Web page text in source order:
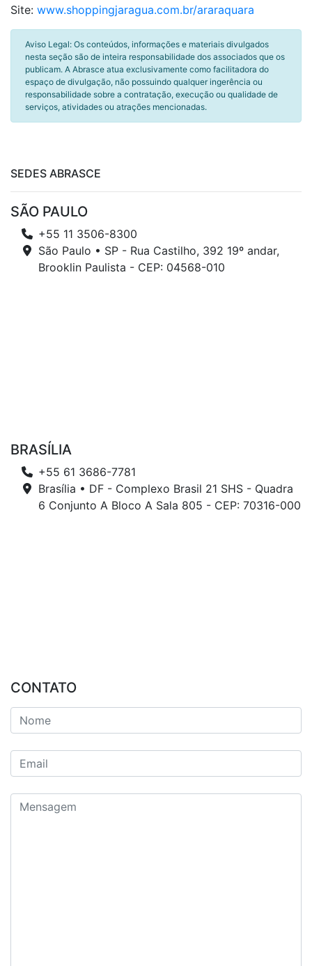
Site: www.shoppingjaragua.com.br/araraquara
Aviso Legal: Os conteúdos, informações e materiais divulgados
nesta seção são de inteira responsabilidade dos associados que os
publicam. A Abrasce atua exclusivamente como facilitadora do
espaço de divulgação, não possuindo qualquer ingerência ou
responsabilidade sobre a contratação, execução ou qualidade de
serviços, atividades ou atrações mencionadas.
SEDES ABRASCE
SÃO PAULO
+55 11 3506-8300
São Paulo • SP - Rua Castilho, 392 19º andar,
Brooklin Paulista - CEP: 04568-010
BRASÍLIA
+55 61 3686-7781
Brasília • DF - Complexo Brasil 21 SHS - Quadra
6 Conjunto A Bloco A Sala 805 - CEP: 70316-000
CONTATO